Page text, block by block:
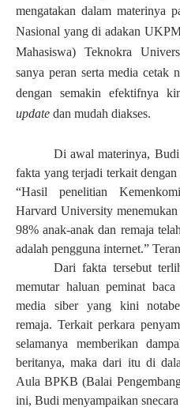
mengatakan dalam materinya
Nasional yang di adakan
Mahasiswa) Teknokra
sanya peran serta media cetak
dengan semakin efektifnya
update dan mudah diakses.
Di awal materinya,
fakta yang terjadi terkait
“Hasil penelitian
Harvard University menemukan
98% anak-anak dan remaja
adalah pengguna internet.”
Dari fakta tersebut
memutar haluan peminat
media siber yang kini
remaja. Terkait perkara
selamanya memberikan
beritanya, maka dari itu di
Aula BPKB (Balai
ini, Budi menyampaikan